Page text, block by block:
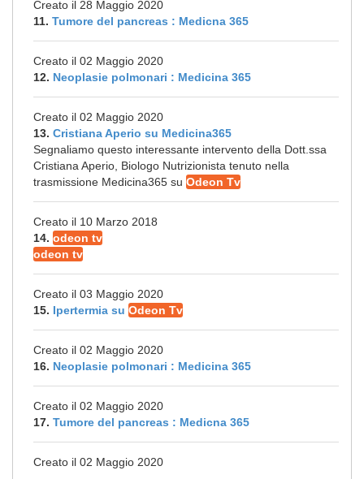
Creato il 28 Maggio 2020
11. Tumore del pancreas : Medicna 365
Creato il 02 Maggio 2020
12. Neoplasie polmonari : Medicina 365
Creato il 02 Maggio 2020
13. Cristiana Aperio su Medicina365
Segnaliamo questo interessante intervento della Dott.ssa
Cristiana Aperio, Biologo Nutrizionista tenuto nella
trasmissione Medicina365 su Odeon Tv
Creato il 10 Marzo 2018
14. odeon tv
odeon tv
Creato il 03 Maggio 2020
15. Ipertermia su Odeon Tv
Creato il 02 Maggio 2020
16. Neoplasie polmonari : Medicina 365
Creato il 02 Maggio 2020
17. Tumore del pancreas : Medicna 365
Creato il 02 Maggio 2020